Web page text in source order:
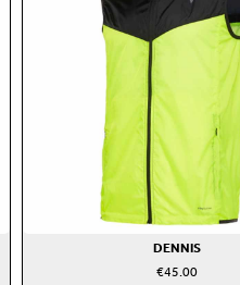
DENNIS
€45.00